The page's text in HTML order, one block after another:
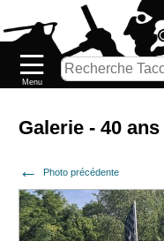
Galerie - 40
Photo précédente
Nouveautés
Catalogue/Stock
PETITS
PRIX
Réassort